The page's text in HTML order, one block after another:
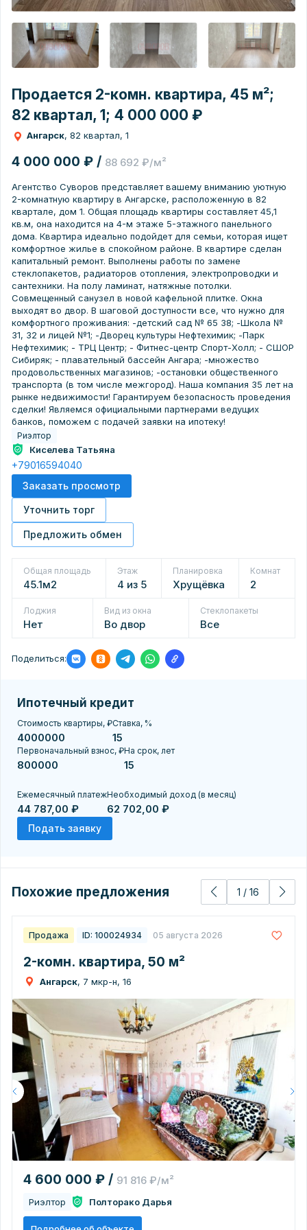
Продается 2-комн. квартира, 45 м²;
82 квартал, 1; 4 000 000 ₽
Ангарск, 82 квартал, 1
4 000 000 ₽ / 88 692 ₽/м²
Агeнтcтвo Сувоpов представляeт вашeму вниманию уютную
2-комнатную квартиру в Ангарске, расположенную в 82
квартале, дом 1. Общая площадь квартиры составляет 45,1
кв.м, она находится на 4-м этаже 5-этажного панельного
дома. Квартира идеально подойдет для семьи, которая ищет
комфортное жилье в спокойном районе. В квартире сделан
капитальный ремонт. Выполнены работы по замене
стеклопакетов, радиаторов отопления, электропроводки и
сантехники. На полу ламинат, натяжные потолки.
Совмещенный санузел в новой кафельной плитке. Окна
выходят во двор. В шаговой доступности все, что нужно для
комфортного проживания: -детский сад № 65 38; -Школа №
31, 32 и лицей №1; -Дворец культуры Нефтехимик; -Парк
Нефтехимик; - ТРЦ Центр; - Фитнес-центр Спорт-Холл; - СШОР
Сибиряк; - плавательный бассейн Ангара; -множество
продовольственных магазинов; -остановки общественного
транспорта (в том числе межгород). Наша компания 35 лет на
рынке недвижимости! Гарантируем безопасность проведения
сделки! Являемся официальными партнерами ведущих
банков, поможем с подачей заявки на ипотеку!
Риэлтор
Киселева Татьяна
+79016594040
Заказать просмотр
Уточнить торг
Предложить обмен
Общая площадь
45.1м2
Этаж
4 из 5
Планировка
Хрущёвка
Комнат
2
Лоджия
Нет
Вид из окна
Во двор
Стеклопакеты
Все
Поделиться:
Ипотечный кредит
Стоимость квартиры, ₽Ставка, %
Первоначальный взнос, ₽На срок, лет
Ежемесячный платеж
44 787,00 ₽
Необходимый доход (в месяц)
62 702,00 ₽
Подать заявку
Похожие предложения 1 / 16
Продажа ID: 100024934 05 августа 2026
2-комн. квартира, 50 м²
Ангарск, 7 мкр-н, 16
4 600 000 ₽ / 91 816 ₽/м²
Риэлтор Полторако Дарья